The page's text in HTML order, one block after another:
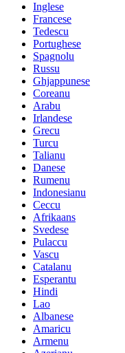
Inglese
Francese
Tedescu
Portughese
Spagnolu
Russu
Ghjappunese
Coreanu
Arabu
Irlandese
Grecu
Turcu
Talianu
Danese
Rumenu
Indonesianu
Ceccu
Afrikaans
Svedese
Pulaccu
Vascu
Catalanu
Esperantu
Hindi
Lao
Albanese
Amaricu
Armenu